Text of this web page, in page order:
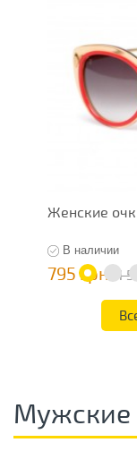
Женские
В наличии
795 грн 1
Мужские